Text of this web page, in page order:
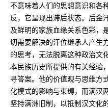
不意味着人们的思想意识和各
反，它呈现出滞后状态。后金
及鲜明的家族血缘关系色彩，
切需要解决的汗位继承人产生
的思考，无法脱离这种政治文
本民族历史所提供的有关经验
寻答案。他的价值观与思维方
化模式的影响与束缚，而满汉
坚持满洲旧制，以抵制汉文化